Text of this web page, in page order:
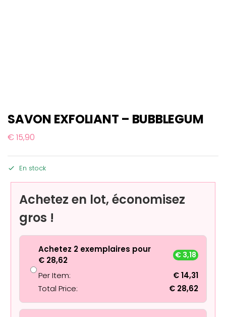
SAVON EXFOLIANT – BUBBLEGUM
€15,90
En stock
Achetez en lot, économisez
gros !
Achetez 2 exemplaires pour
€ 28,62
€ 3,18
Per Item: €14,31
Total Price:
€ 28,62